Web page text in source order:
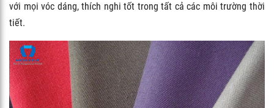
với mọi vóc dáng, thích nghi tốt trong tất cả các môi trường thời
tiết.